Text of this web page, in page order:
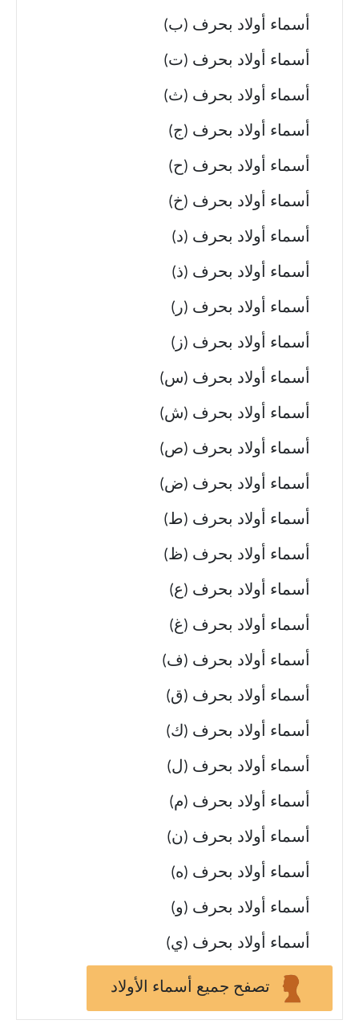
أسماء أولاد بحرف (ب)
أسماء أولاد بحرف (ت)
أسماء أولاد بحرف (ث)
أسماء أولاد بحرف (ج)
أسماء أولاد بحرف (ح)
أسماء أولاد بحرف (خ)
أسماء أولاد بحرف (د)
أسماء أولاد بحرف (ذ)
أسماء أولاد بحرف (ر)
أسماء أولاد بحرف (ز)
أسماء أولاد بحرف (س)
أسماء أولاد بحرف (ش)
أسماء أولاد بحرف (ص)
أسماء أولاد بحرف (ض)
أسماء أولاد بحرف (ط)
أسماء أولاد بحرف (ظ)
أسماء أولاد بحرف (ع)
أسماء أولاد بحرف (غ)
أسماء أولاد بحرف (ف)
أسماء أولاد بحرف (ق)
أسماء أولاد بحرف (ك)
أسماء أولاد بحرف (ل)
أسماء أولاد بحرف (م)
أسماء أولاد بحرف (ن)
أسماء أولاد بحرف (ه)
أسماء أولاد بحرف (و)
أسماء أولاد بحرف (ي)
تصفح جميع أسماء الأولاد